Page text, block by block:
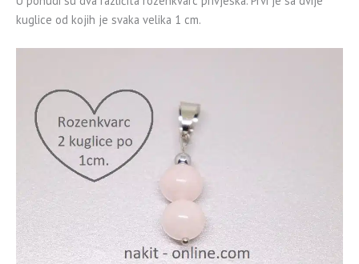
kuglice od kojih je svaka velika 1 cm.